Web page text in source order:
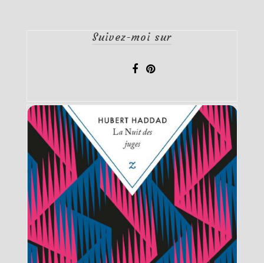
Suivez-moi sur